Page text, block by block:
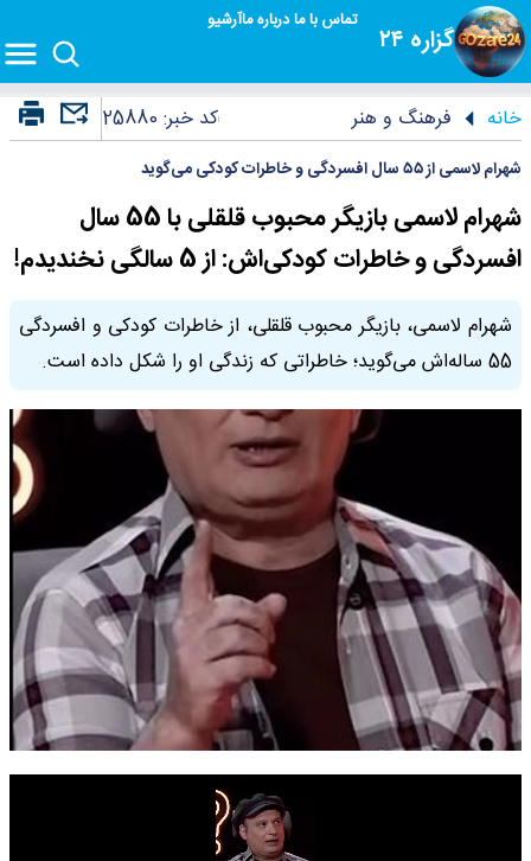
گزاره ۲۴
تماس با مادرباره ماآرشیو
خانه فرهنگ و هنر کد خبر: 25880
شهرام لاسمی از ۵۵ سال افسردگی و خاطرات کودکی می‌گوید
شهرام لاسمی بازیگر محبوب قلقلی با 55 سال
افسردگی و خاطرات کودکی‌اش: از 5 سالگی نخندیدم!
شهرام لاسمی، بازیگر محبوب قلقلی، از خاطرات کودکی و افسردگی
55 ساله‌اش می‌گوید؛ خاطراتی که زندگی او را شکل داده است.